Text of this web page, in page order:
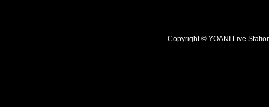
Copyright © YOANI Live